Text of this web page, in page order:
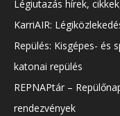
Légiutazás hírek,
KarriAIR:
Repülés: Kisgépes- és
katonai repülés
REPNAPtár –
rendezvények